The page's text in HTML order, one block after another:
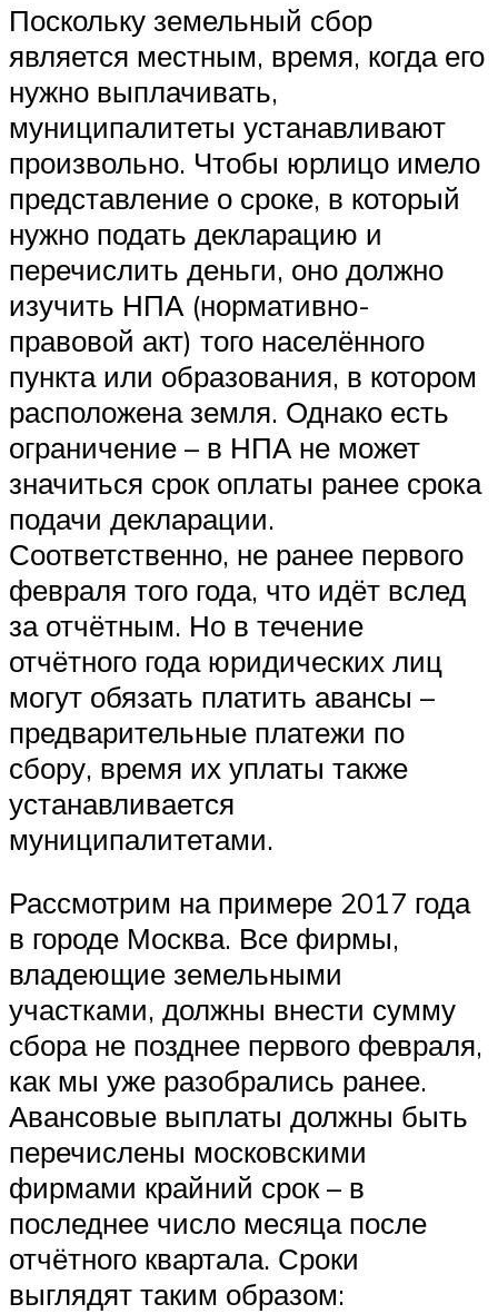
Поскольку земельный сбор
является местным, время, когда его
нужно выплачивать,
муниципалитеты устанавливают
произвольно. Чтобы юрлицо имело
представление о сроке, в который
нужно подать декларацию и
перечислить деньги, оно должно
изучить НПА (нормативно-
правовой акт) того населённого
пункта или образования, в котором
расположена земля. Однако есть
ограничение – в НПА не может
значиться срок оплаты ранее срока
подачи декларации.
Соответственно, не ранее первого
февраля того года, что идёт вслед
за отчётным. Но в течение
отчётного года юридических лиц
могут обязать платить авансы –
предварительные платежи по
сбору, время их уплаты также
устанавливается
муниципалитетами.
Рассмотрим на примере 2017 года
в городе Москва. Все фирмы,
владеющие земельными
участками, должны внести сумму
сбора не позднее первого февраля,
как мы уже разобрались ранее.
Авансовые выплаты должны быть
перечислены московскими
фирмами крайний срок – в
последнее число месяца после
отчётного квартала. Сроки
выглядят таким образом: